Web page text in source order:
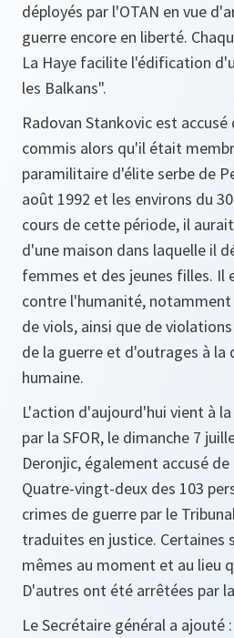
déployés par l'OTAN en vue
guerre encore en liberté.
La Haye facilite l'édification
les Balkans".
Radovan Stankovic est
commis alors qu'il était
paramilitaire d'élite serbe de
août 1992 et les environs du
cours de cette période, il
d'une maison dans laquelle il
femmes et des jeunes filles. Il
contre l'humanité,
de viols, ainsi que de
de la guerre et d'outrages à la
humaine.
L'action d'aujourd'hui vient à
par la SFOR, le dimanche 7
Deronjic, également accusé
Quatre-vingt-deux des 103
crimes de guerre par le
traduites en justice. Certaines
mêmes au moment et au lieu
D'autres ont été arrêtées par
Le Secrétaire général a ajouté :